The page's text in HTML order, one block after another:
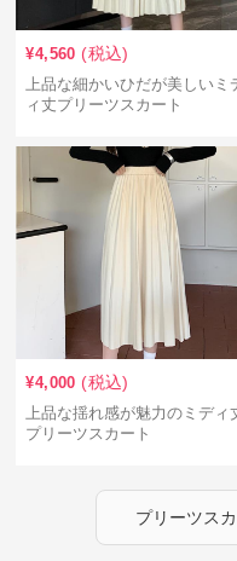
¥4,560 (税込)
上品な細かいひだが美しいミ
ィ丈プリーツスカート
¥4,000 (税込)
上品な揺れ感が魅力のミディ
プリーツスカート
プリーツス